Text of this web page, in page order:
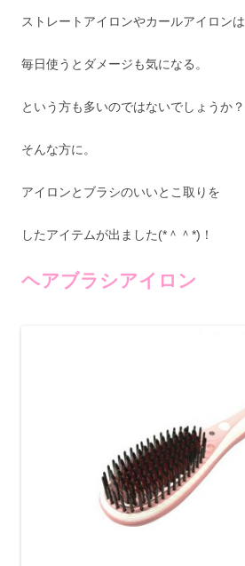
ストレートアイロンやカールアイロンは
毎日使うとダメージも気になる。
という方も多いのではないでしょうか？
そんな方に。
アイロンとブラシのいいとこ取りを
したアイテムが出ました(*＾＾*)！
ヘアブラシアイロン